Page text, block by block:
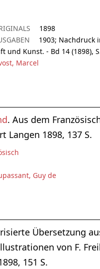
1898
1903; Nachdruck
und Kunst. - Bd 14 (1898),
Marcel
. Aus dem
Langen 1898, 137 S.
Guy de
Übersetzung
von F.
151 S.